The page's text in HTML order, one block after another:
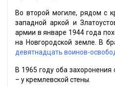
Во второй могиле, рядом с
западной аркой и
армии в январе 1944 года
на Новгородской земле. В
девятнадцать воинов-
В 1965 году оба
– у кремлевской стены.